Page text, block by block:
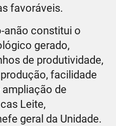
favoráveis.
anão constitui o
gerado,
de produtividade,
facilidade
de
Leite,
geral da Unidade.